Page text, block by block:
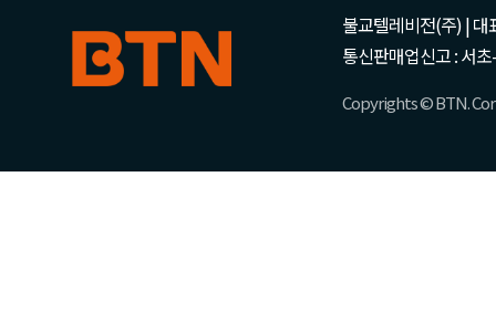
불교텔레비전(주) | 대
통신판매업신고 : 서
Copyrights © BTN.